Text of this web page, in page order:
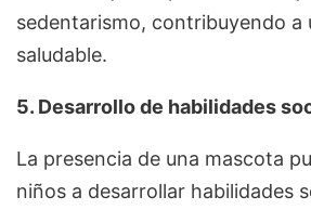
sedentarismo, contribuyendo a
saludable.
5. Desarrollo de habilidades
La presencia de una mascota
niños a desarrollar habilidades